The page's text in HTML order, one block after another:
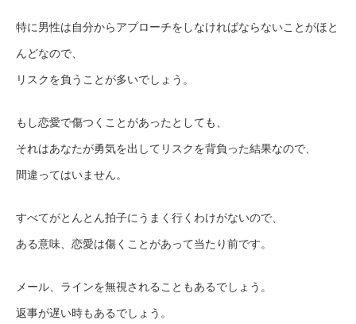
特に男性は自分からアプローチをしなければならないことがほと
んどなので、
リスクを負うことが多いでしょう。
もし恋愛で傷つくことがあったとしても、
それはあなたが勇気を出してリスクを背負った結果なので、
間違ってはいません。
すべてがとんとん拍子にうまく行くわけがないので、
ある意味、恋愛は傷くことがあって当たり前です。
メール、ラインを無視されることもあるでしょう。
返事が遅い時もあるでしょう。